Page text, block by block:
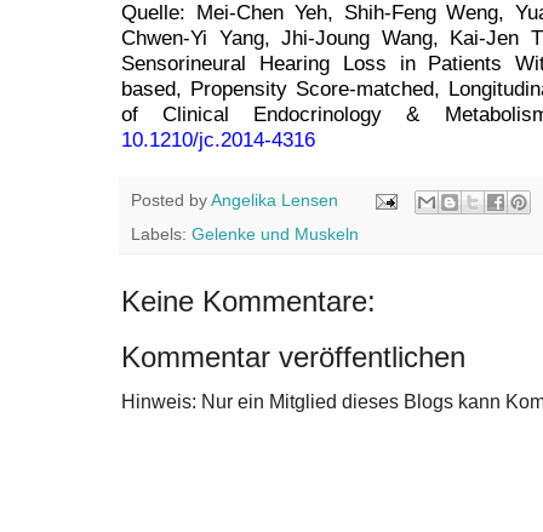
Quelle: Mei-Chen Yeh, Shih-Feng Weng,
Chwen-Yi Yang, Jhi-Joung Wang, Kai-Jen
Sensorineural Hearing Loss in Patients
based, Propensity Score-matched,
of Clinical Endocrinology &
10.1210/jc.2014-4316
Posted byAngelika Lensen
Labels: Gelenke und Muskeln
Keine Kommentare:
Kommentar veröffentlichen
Hinweis: Nur ein Mitglied dieses Blogs kann